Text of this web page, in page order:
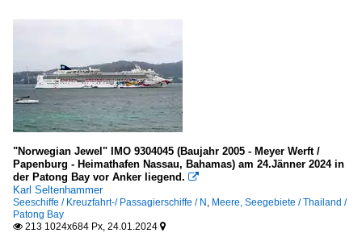
"Norwegian Jewel" IMO 9304045 (Baujahr 2005 - Meyer Werft /
Papenburg - Heimathafen Nassau, Bahamas) am 24.Jänner 2024 in
der Patong Bay vor Anker liegend. 
Karl Seltenhammer
Seeschiffe / Kreuzfahrt-/ Passagierschiffe / N Meere, Seegebiete / Thailand /
Patong Bay
 213 1024x684 Px, 24.01.2024 